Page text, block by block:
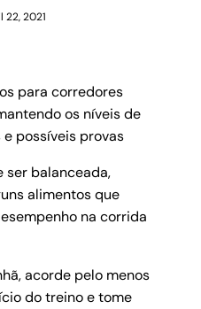
22, 2021
para corredores
os níveis de
possíveis provas
ser balanceada,
alimentos que
na corrida
acorde pelo menos
do treino e tome